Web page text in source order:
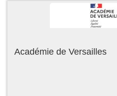
Académie de Versailles